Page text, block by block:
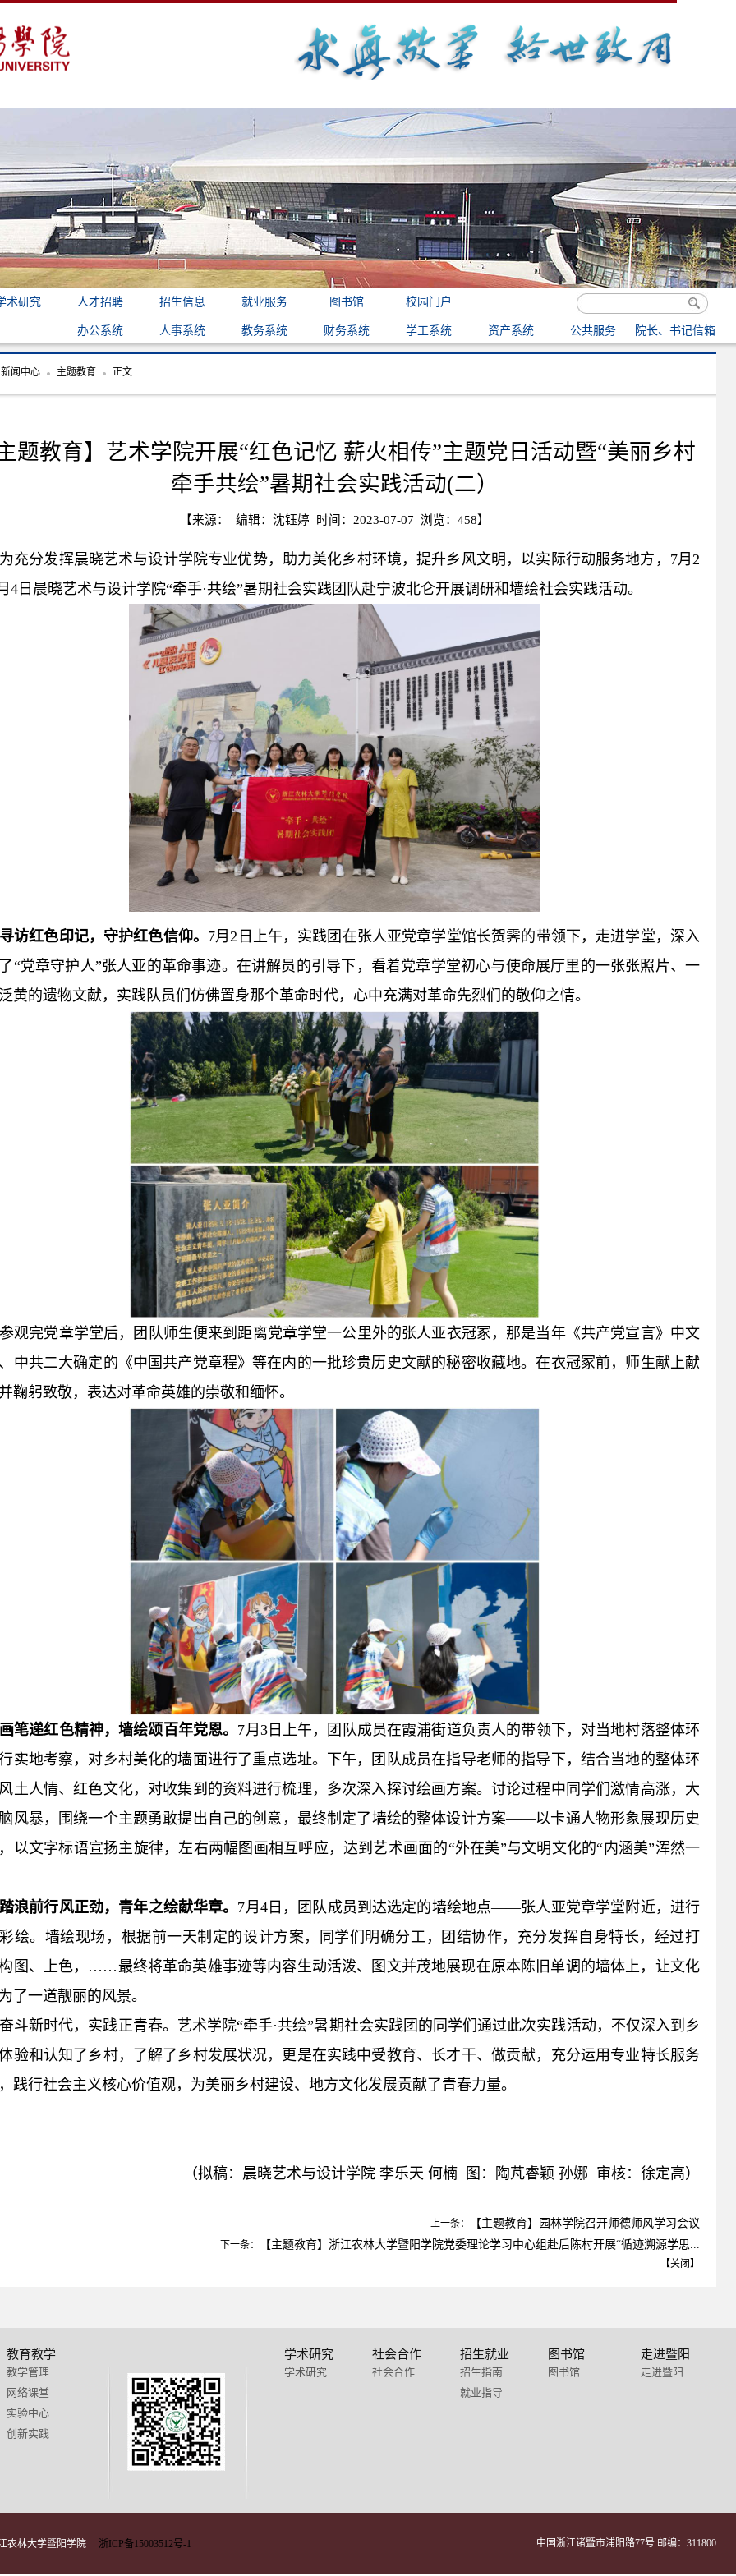
术研究 人才招聘 招生信息 就业服务 图书馆 校园门户
办公系统 人事系统 教务系统 财务系统 学工系统 资产系统 公共服务 院长、书记信箱
新闻中心 主题教育 正文
主题教育】艺术学院开展“红色记忆 薪火相传”主题党日活动暨“美丽乡村
牵手共绘”暑期社会实践活动(二）
【来源： 编辑：沈钰婷 时间：2023-07-07 浏览： 458】
为充分发挥晨晓艺术与设计学院专业优势，助力美化乡村环境，提升乡风文明，以实际行动服务地方，7月2
4日晨晓艺术与设计学院“牵手·共绘”暑期社会实践团队赴宁波北仑开展调研和墙绘社会实践活动。
寻访红色印记，守护红色信仰。 7月2日上午，实践团在张人亚党章学堂馆长贺霁的带领下，走进学堂，深入
了“党章守护人”张人亚的革命事迹。在讲解员的引导下，看着党章学堂初心与使命展厅里的一张张照片、一
黄的遗物文献，实践队员们仿佛置身那个革命时代，心中充满对革命先烈们的敬仰之情。
参观完党章学堂后，团队师生便来到距离党章学堂一公里外的张人亚衣冠冢，那是当年《共产党宣言》中文
中共二大确定的《中国共产党章程》等在内的一批珍贵历史文献的秘密收藏地。在衣冠冢前，师生献上献
鞠躬致敬，表达对革命英雄的崇敬和缅怀。
画笔递红色精神，墙绘颂百年党恩。 7月3日上午，团队成员在霞浦街道负责人的带领下，对当地村落整体环
实地考察，对乡村美化的墙面进行了重点选址。下午，团队成员在指导老师的指导下，结合当地的整体环
土人情、红色文化，对收集到的资料进行梳理，多次深入探讨绘画方案。讨论过程中同学们激情高涨，大
风暴，围绕一个主题勇敢提出自己的创意，最终制定了墙绘的整体设计方案——以卡通人物形象展现历史
以文字标语宣扬主旋律，左右两幅图画相互呼应，达到艺术画面的“外在美”与文明文化的“内涵美”浑然一
踏浪前行风正劲，青年之绘献华章。 7月4日，团队成员到达选定的墙绘地点——张人亚党章学堂附近，进行
绘。墙绘现场，根据前一天制定的设计方案，同学们明确分工，团结协作，充分发挥自身特长，经过打
图、上色，……最终将革命英雄事迹等内容生动活泼、图文并茂地展现在原本陈旧单调的墙体上，让文化
了一道靓丽的风景。
奋斗新时代，实践正青春。艺术学院“牵手·共绘”暑期社会实践团的同学们通过此次实践活动，不仅深入到乡
验和认知了乡村，了解了乡村发展状况，更是在实践中受教育、长才干、做贡献，充分运用专业特长服务
践行社会主义核心价值观，为美丽乡村建设、地方文化发展贡献了青春力量。
（拟稿：晨晓艺术与设计学院 李乐天 何楠 图：陶芃睿颖 孙娜 审核：徐定高）
上一条： 【主题教育】园林学院召开师德师风学习会议
下一条： 【主题教育】浙江农林大学暨阳学院党委理论学习中心组赴后陈村开展“循迹溯源学思...
【关闭】
教育教学
教学管理
网络课堂
实验中心
创新实践
学术研究
学术研究
社会合作
社会合作
招生就业
招生指南
就业指导
图书馆
图书馆
走进暨阳
走进暨阳
农林大学暨阳学院 浙ICP备15003512号-1 中国浙江诸暨市浦阳路77号 邮编：311800